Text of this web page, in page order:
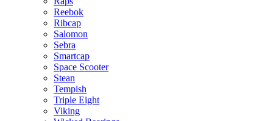
Reebok
Ribcap
Salomon
Sebra
Smartcap
Space Scooter
Stean
Tempish
Triple Eight
Viking